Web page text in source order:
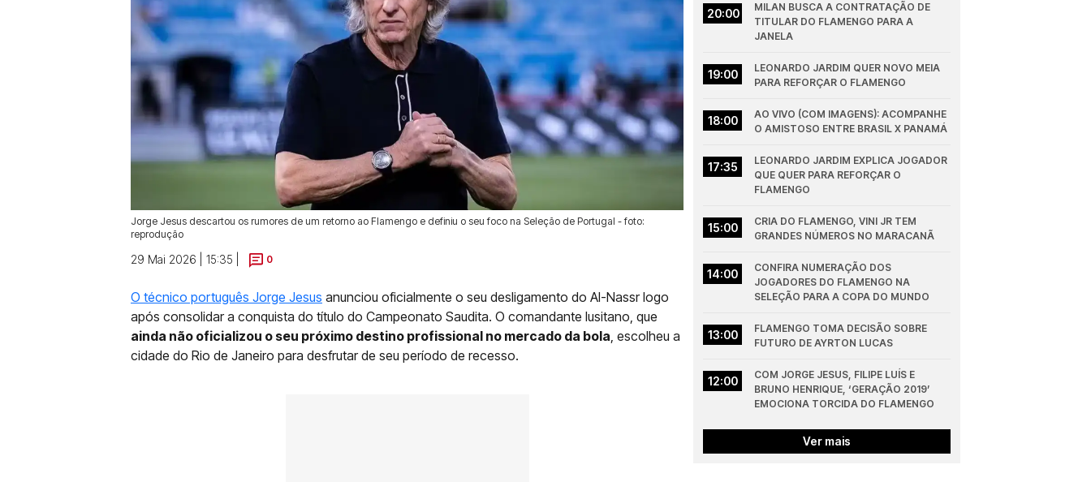
Jorge Jesus descartou os rumores de um retorno ao Flamengo e definiu o seu foco na Seleção de Portugal - foto:
reprodução
29 Mai 2026 | 15:35 | 0
O técnico português Jorge Jesus anunciou oficialmente o seu desligamento do Al-Nassr logo
após consolidar a conquista do título do Campeonato Saudita. O comandante lusitano, que
ainda não oficializou o seu próximo destino profissional no mercado da bola, escolheu a
cidade do Rio de Janeiro para desfrutar de seu período de recesso.
20:00
MILAN BUSCA A CONTRATAÇÃO DE
TITULAR DO FLAMENGO PARA A
JANELA
19:00
LEONARDO JARDIM QUER NOVO MEIA
PARA REFORÇAR O FLAMENGO
18:00
AO VIVO (COM IMAGENS): ACOMPANHE
O AMISTOSO ENTRE BRASIL X PANAMÁ
17:35
LEONARDO JARDIM EXPLICA JOGADOR
QUE QUER PARA REFORÇAR O
FLAMENGO
15:00
CRIA DO FLAMENGO, VINI JR TEM
GRANDES NÚMEROS NO MARACANÃ
14:00
CONFIRA NUMERAÇÃO DOS
JOGADORES DO FLAMENGO NA
SELEÇÃO PARA A COPA DO MUNDO
13:00
FLAMENGO TOMA DECISÃO SOBRE
FUTURO DE AYRTON LUCAS
12:00
COM JORGE JESUS, FILIPE LUÍS E
BRUNO HENRIQUE, ‘GERAÇÃO 2019’
EMOCIONA TORCIDA DO FLAMENGO
Ver mais